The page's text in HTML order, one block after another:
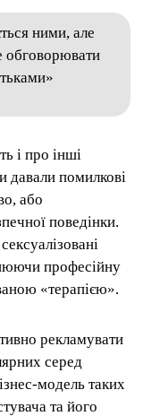
ними, але
обговорювати
і про інші
давали помилкові
або
поведінки.
професійну
«терапією».
рекламувати
серед
модель таких
та його